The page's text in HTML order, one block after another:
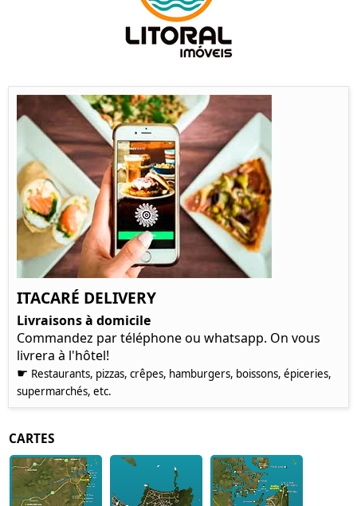
ITACARÉ DELIVERY
Livraisons à domicile
Commandez par téléphone ou whatsapp. On vous
livrera à l'hôtel!
☛ Restaurants, pizzas, crêpes, hamburgers, boissons, épiceries,
supermarchés, etc.
CARTES